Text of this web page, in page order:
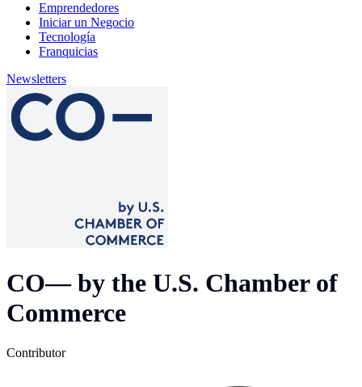
Emprendedores
Iniciar un Negocio
Tecnología
Franquicias
Newsletters
CO— by the U.S. Chamber of
Commerce
Contributor